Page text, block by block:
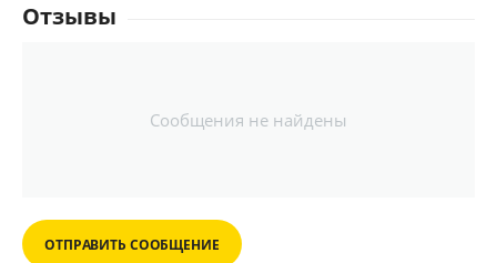
Отзывы
Сообщения не найдены
ОТПРАВИТЬ СООБЩЕНИЕ